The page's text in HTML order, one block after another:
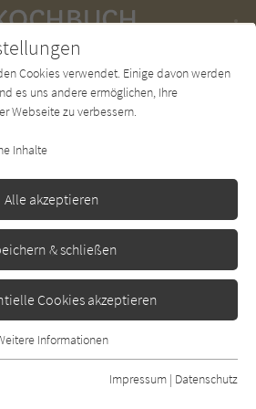
Charts Newsletter
bis
Cookies verwendet. Einige davon werden
es uns andere ermöglichen, Ihre
Webseite zu verbessern.
Inhalte
Alle akzeptieren
& schließen
Cookies akzeptieren
für grundlegende Funktionen der
ist gewährleistet, dass die Webseite
Informationen
Impressum | Datenschutz